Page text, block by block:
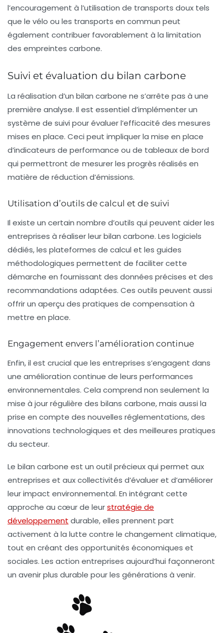
l’encouragement à l’utilisation de transports doux tels
que le vélo ou les transports en commun peut
également contribuer favorablement à la limitation
des empreintes carbone.
Suivi et évaluation du bilan carbone
La réalisation d’un bilan carbone ne s’arrête pas à une
première analyse. Il est essentiel d’implémenter un
système de suivi pour évaluer l’efficacité des mesures
mises en place. Ceci peut impliquer la mise en place
d’indicateurs de performance ou de tableaux de bord
qui permettront de mesurer les progrès réalisés en
matière de réduction d’émissions.
Utilisation d’outils de calcul et de suivi
Il existe un certain nombre d’outils qui peuvent aider les
entreprises à réaliser leur bilan carbone. Les logiciels
dédiés, les plateformes de calcul et les guides
méthodologiques permettent de faciliter cette
démarche en fournissant des données précises et des
recommandations adaptées. Ces outils peuvent aussi
offrir un aperçu des pratiques de compensation à
mettre en place.
Engagement envers l’amélioration continue
Enfin, il est crucial que les entreprises s’engagent dans
une amélioration continue de leurs performances
environnementales. Cela comprend non seulement la
mise à jour régulière des bilans carbone, mais aussi la
prise en compte des nouvelles réglementations, des
innovations technologiques et des meilleures pratiques
du secteur.
Le bilan carbone est un outil précieux qui permet aux
entreprises et aux collectivités d’évaluer et d’améliorer
leur impact environnemental. En intégrant cette
approche au cœur de leurstratégie de
développement durable, elles prennent part
activement à la lutte contre le changement climatique,
tout en créant des opportunités économiques et
sociales. Les action entreprises aujourd’hui façonneront
un avenir plus durable pour les générations à venir.